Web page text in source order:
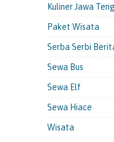
Kuliner Jawa
Paket Wisata
Serba Serbi
Sewa Bus
Sewa Elf
Sewa Hiace
Wisata